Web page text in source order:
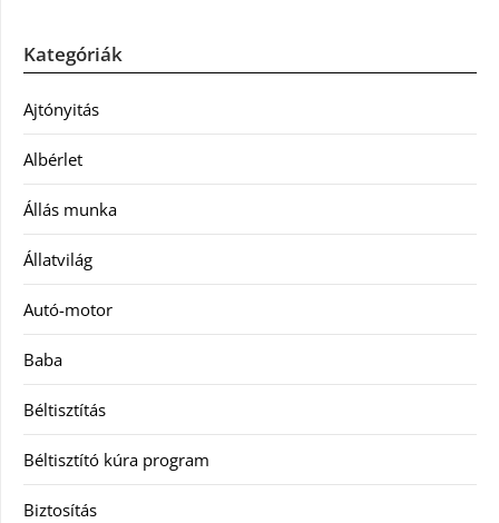
Kategóriák
Ajtónyitás
Albérlet
Állás munka
Állatvilág
Autó-motor
Baba
Béltisztítás
Béltisztító kúra program
Biztosítás